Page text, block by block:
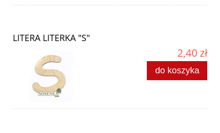
LITERA LITERKA "S"
2,40 zł
do koszyka